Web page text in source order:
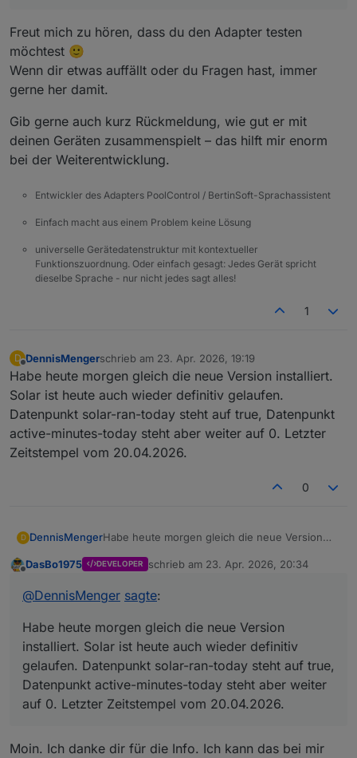
Freut mich zu hören, dass du den Adapter testen
möchtest 🙂
Wenn dir etwas auffällt oder du Fragen hast, immer
gerne her damit.
Gib gerne auch kurz Rückmeldung, wie gut er mit
deinen Geräten zusammenspielt – das hilft mir enorm
bei der Weiterentwicklung.
Entwickler des Adapters PoolControl / BertinSoft-Sprachassistent
Einfach macht aus einem Problem keine Lösung
universelle Gerätedatenstruktur mit kontextueller
Funktionszuordnung. Oder einfach gesagt: Jedes Gerät spricht
dieselbe Sprache - nur nicht jedes sagt alles!
1
D
Offline
DennisMengerschrieb am 23. Apr. 2026, 19:19
zuletzt editiert von
Habe heute morgen gleich die neue Version installiert.
Solar ist heute auch wieder definitiv gelaufen.
Datenpunkt solar-ran-today steht auf true, Datenpunkt
active-minutes-today steht aber weiter auf 0. Letzter
Zeitstempel vom 20.04.2026.
0
D DennisMengerHabe heute morgen gleich die neue Version
gelaufen. Datenpunkt solar-ran-today steht auf
aber weiter auf 0. Letzter Zeitstempel vom
DasBo1975 DEVELOPER schrieb am 23. Apr. 2026, 20:34
zuletzt editiert von
@DennisMenger sagte:
Habe heute morgen gleich die neue Version
installiert. Solar ist heute auch wieder definitiv
gelaufen. Datenpunkt solar-ran-today steht auf true,
Datenpunkt active-minutes-today steht aber weiter
auf 0. Letzter Zeitstempel vom 20.04.2026.
Moin. Ich danke dir für die Info. Ich kann das bei mir